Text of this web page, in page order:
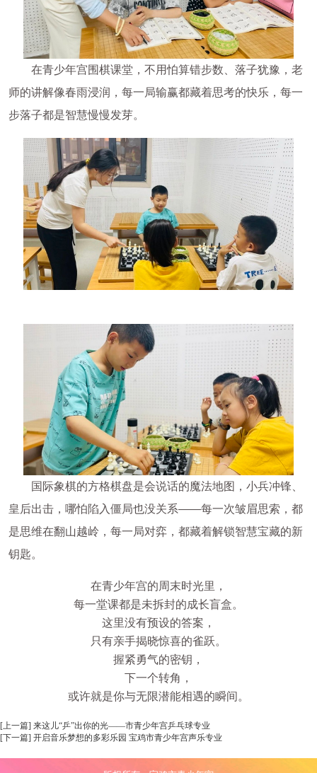
在青少年宫围棋课堂，不用怕算错步数、落子犹豫，老
师的讲解像春雨浸润，每一局输赢都藏着思考的快乐，每一
步落子都是智慧慢慢发芽。
国际象棋的方格棋盘是会说话的魔法地图，小兵冲锋、
皇后出击，哪怕陷入僵局也没关系——每一次皱眉思索，都
是思维在翻山越岭，每一局对弈，都藏着解锁智慧宝藏的新
钥匙。
在青少年宫的周末时光里，
每一堂课都是未拆封的成长盲盒。
这里没有预设的答案，
只有亲手揭晓惊喜的雀跃。
握紧勇气的密钥，
下一个转角，
或许就是你与无限潜能相遇的瞬间。
[上一篇] 来这儿“乒”出你的光——市青少年宫乒乓球专业
[下一篇] 开启音乐梦想的多彩乐园 宝鸡市青少年宫声乐专业